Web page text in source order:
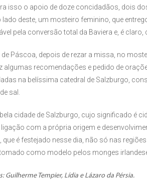
isso o apoio de doze concidadãos, dois
deste, um mosteiro feminino, que
pela conversão total da Baviera e, é claro,
Páscoa, depois de rezar a missa, no
recomendações e pedido de
na belíssima catedral de Salzburgo,
sal.
cidade de Salzburgo, cujo significado é
com a própria origem e
é festejado nesse dia, não só nas
como modelo pelos monges
Tempier, Lídia e Lázaro da Pérsia.